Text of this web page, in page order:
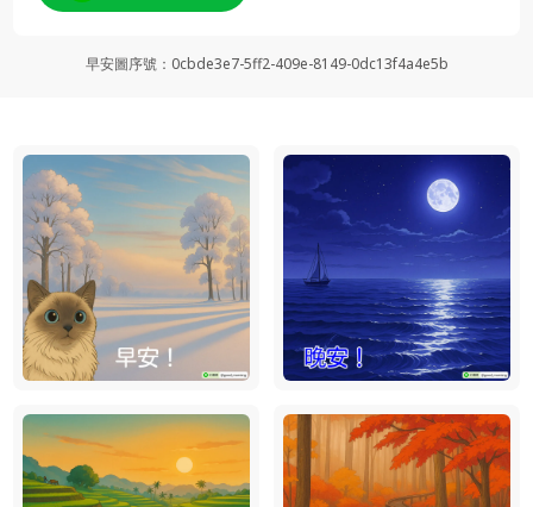
早安圖序號： 0cbde3e7-5ff2-409e-8149-0dc13f4a4e5b